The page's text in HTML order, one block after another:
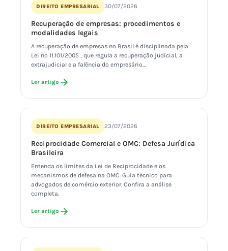
DIREITO EMPRESARIAL 30/07/2026
Recuperação de empresas: procedimentos e
modalidades legais
A recuperação de empresas no Brasil é disciplinada pela
Lei nº 11.101/2005 , que regula a recuperação judicial, a
extrajudicial e a falência do empresário…
Ler artigo
DIREITO EMPRESARIAL 23/07/2026
Reciprocidade Comercial e OMC: Defesa Jurídica
Brasileira
Entenda os limites da Lei de Reciprocidade e os
mecanismos de defesa na OMC. Guia técnico para
advogados de comércio exterior. Confira a análise
completa.
Ler artigo